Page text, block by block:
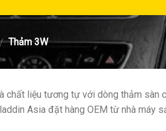
Thảm 3W
chất liệu tương tự với dòng thảm sàn
Asia đặt hàng OEM từ nhà máy